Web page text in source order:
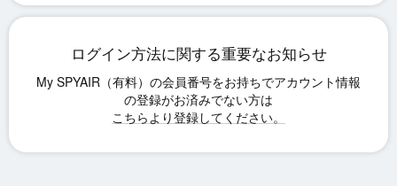
ログイン方法に関する重要なお知らせ
こちらより登録してください。